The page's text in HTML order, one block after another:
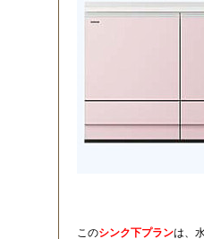
このシンク下プランは、